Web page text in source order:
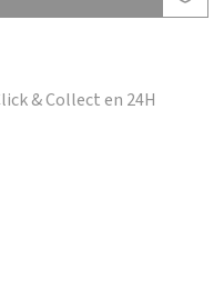
& Collect en 24H